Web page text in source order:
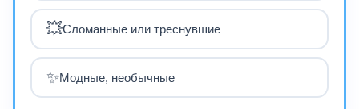
💥Сломанные или треснувшие
✨Модные, необычные